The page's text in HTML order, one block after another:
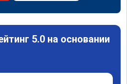
5.0 на основании